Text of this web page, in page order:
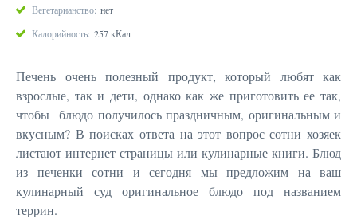
Вегетарианство: нет
Калорийность: 257 кКал
Печень очень полезный продукт, который любят как
взрослые, так и дети, однако как же приготовить ее так,
чтобы блюдо получилось праздничным, оригинальным и
вкусным? В поисках ответа на этот вопрос сотни хозяек
листают интернет страницы или кулинарные книги. Блюд
из печенки сотни и сегодня мы предложим на ваш
кулинарный суд оригинальное блюдо под названием
террин.